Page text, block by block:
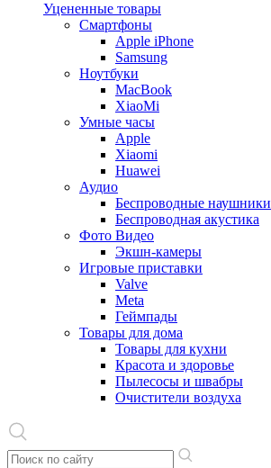
Уцененные товары
Cмартфоны
Apple iPhone
Samsung
Ноутбуки
MacBook
XiaoMi
Умные часы
Apple
Xiaomi
Huawei
Аудио
Беспроводные наушники
Беспроводная акустика
Фото Видео
Экшн-камеры
Игровые приставки
Valve
Meta
Геймпады
Товары для дома
Товары для кухни
Красота и здоровье
Пылесосы и швабры
Очистители воздуха